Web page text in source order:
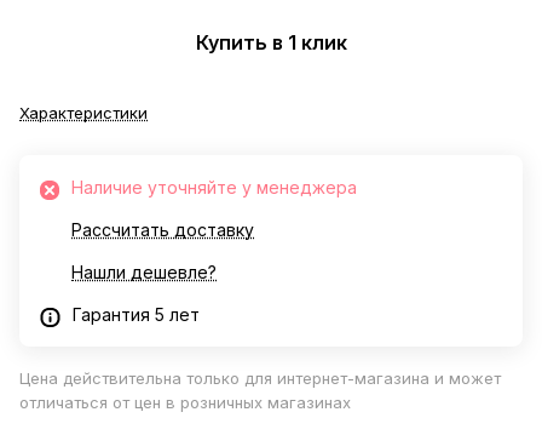
Купить в 1 клик
Характеристики
Наличие уточняйте у менеджера
Рассчитать доставку
Нашли дешевле?
Гарантия 5 лет
Цена действительна только для интернет-магазина и может
отличаться от цен в розничных магазинах